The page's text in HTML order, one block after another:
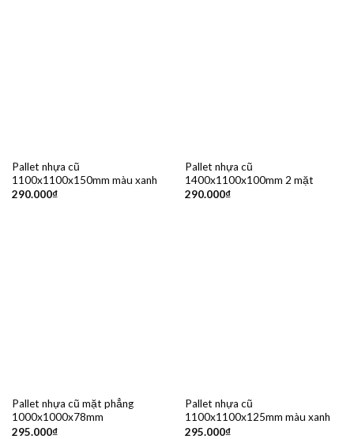
Pallet nhựa cũ
1100x1100x150mm màu xanh
290.000₫
Pallet nhựa cũ
1400x1100x100mm 2 mặt
290.000₫
Pallet nhựa cũ mặt phẳng
1000x1000x78mm
295.000₫
Pallet nhựa cũ
1100x1100x125mm màu xanh
295.000₫